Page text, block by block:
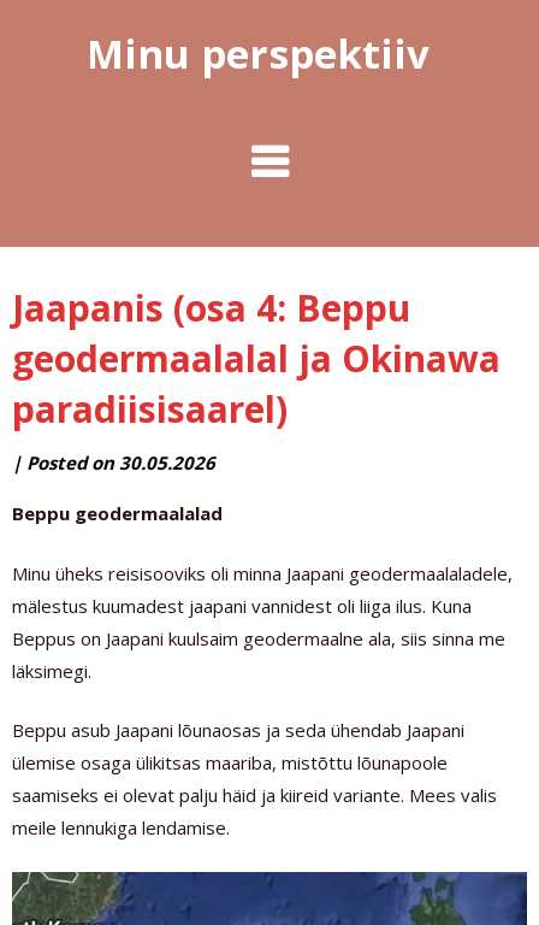
Minu perspektiiv
Jaapanis (osa 4: Beppu
geodermaalalal ja Okinawa
paradiisisaarel)
by
| Posted on30.05.2026
Beppu geodermaalalad
Minu üheks reisisooviks oli minna Jaapani geodermaalaladele,
mälestus kuumadest jaapani vannidest oli liiga ilus. Kuna
Beppus on Jaapani kuulsaim geodermaalne ala, siis sinna me
läksimegi.
Beppu asub Jaapani lõunaosas ja seda ühendab Jaapani
ülemise osaga ülikitsas maariba, mistõttu lõunapoole
saamiseks ei olevat palju häid ja kiireid variante. Mees valis
meile lennukiga lendamise.